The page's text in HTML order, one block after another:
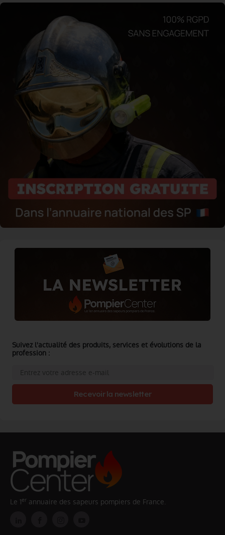
Suivez l'actualité des produits, services et évolutions de la
profession :
Recevoir la newsletter
Le 1er annuaire des sapeurs pompiers de France.